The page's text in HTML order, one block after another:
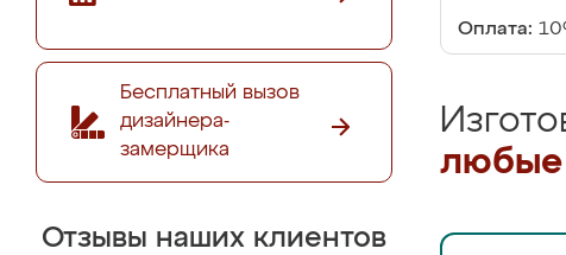
Бесплатный вызов
дизайнера-
замерщика
Отзывы наших клиентов
Оплата:
любые